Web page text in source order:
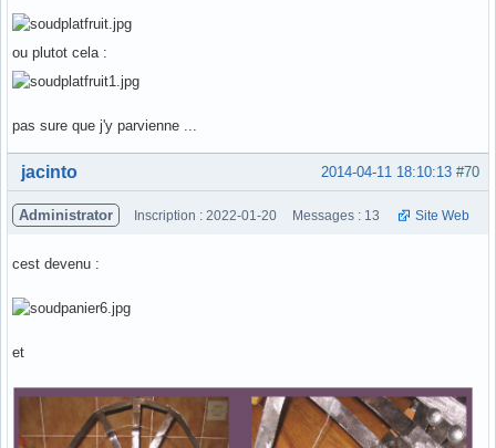
ou plutot cela :
pas sure que j'y parvienne ...
Hors ligne #70
2014-04-11 18:10:13
jacinto
Administrator Inscription : 2022-01-20 Messages : 13 Site Web
cest devenu :
et